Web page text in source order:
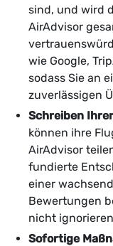
sind, und wird
AirAdvisor
wie Google,
sodass Sie an
zuverlässigen
Schreiben
können ihre
AirAdvisor
fundierte
einer
Bewertungen
nicht
Sofortige